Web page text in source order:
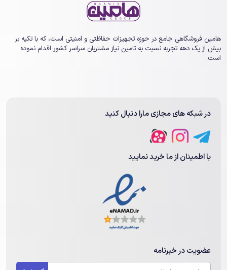
هامین فروشگاهی جامع در حوزه تجهیزات حفاظتی و امنیتی است، که با تکیه بر
بیش از یک ‏دهه تجربه نسبت به تامین نیاز مشتریان سراسر کشور اقدام نموده
است.
در شبکه های مجازی مارا دنبال کنید
با اطمینان از ما خرید نمایید
عضویت در خبرنامه